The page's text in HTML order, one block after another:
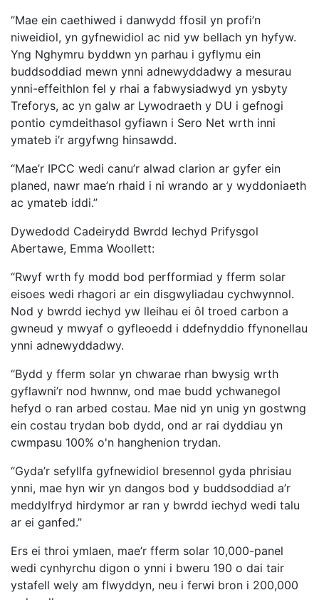
“Mae ein caethiwed i danwydd ffosil yn profi’n
niweidiol, yn gyfnewidiol ac nid yw bellach yn hyfyw.
Yng Nghymru byddwn yn parhau i gyflymu ein
buddsoddiad mewn ynni adnewyddadwy a mesurau
ynni-effeithlon fel y rhai a fabwysiadwyd yn ysbyty
Treforys, ac yn galw ar Lywodraeth y DU i gefnogi
pontio cymdeithasol gyfiawn i Sero Net wrth inni
ymateb i’r argyfwng hinsawdd.
“Mae’r IPCC wedi canu’r alwad clarion ar gyfer ein
planed, nawr mae’n rhaid i ni wrando ar y wyddoniaeth
ac ymateb iddi.”
Dywedodd Cadeirydd Bwrdd Iechyd Prifysgol
Abertawe, Emma Woollett:
“Rwyf wrth fy modd bod perfformiad y fferm solar
eisoes wedi rhagori ar ein disgwyliadau cychwynnol.
Nod y bwrdd iechyd yw lleihau ei ôl troed carbon a
gwneud y mwyaf o gyfleoedd i ddefnyddio ffynonellau
ynni adnewyddadwy.
“Bydd y fferm solar yn chwarae rhan bwysig wrth
gyflawni’r nod hwnnw, ond mae budd ychwanegol
hefyd o ran arbed costau. Mae nid yn unig yn gostwng
ein costau trydan bob dydd, ond ar rai dyddiau yn
cwmpasu 100% o'n hanghenion trydan.
“Gyda’r sefyllfa gyfnewidiol bresennol gyda phrisiau
ynni, mae hyn wir yn dangos bod y buddsoddiad a’r
meddylfryd hirdymor ar ran y bwrdd iechyd wedi talu
ar ei ganfed.”
Ers ei throi ymlaen, mae’r fferm solar 10,000-panel
wedi cynhyrchu digon o ynni i bweru 190 o dai tair
ystafell wely am flwyddyn, neu i ferwi bron i 200,000